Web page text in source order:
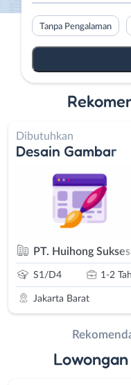
Tanpa Pengalaman
Dibutuhkan
Desain Gambar
PT. Huihong
S1/D4 1-2
Jakarta Barat